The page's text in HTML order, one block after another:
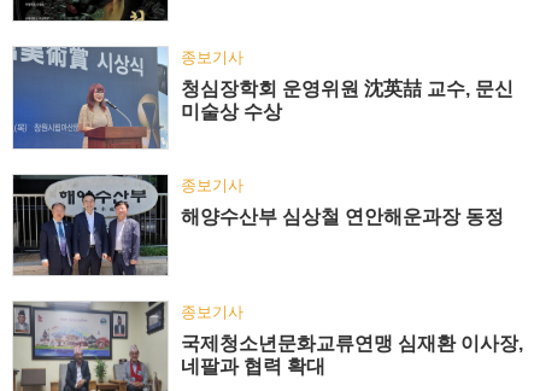
종보기사
청심장학회 운영위원 沈英喆 교수, 문신
미술상 수상
종보기사
해양수산부 심상철 연안해운과장 동정
종보기사
국제청소년문화교류연맹 심재환 이사장,
네팔과 협력 확대